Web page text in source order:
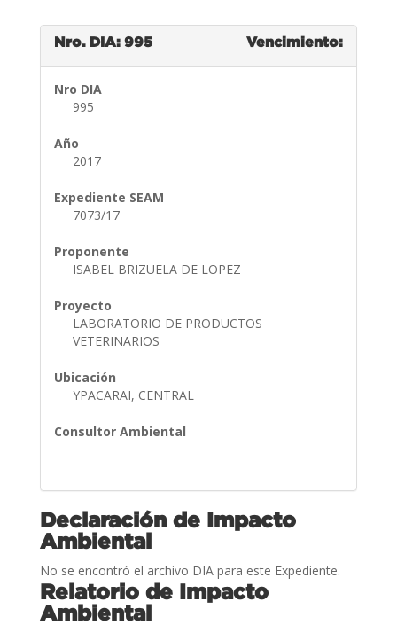
Nro. DIA: 995 Vencimiento:
Nro DIA
995
Año
2017
Expediente SEAM
7073/17
Proponente
ISABEL BRIZUELA DE LOPEZ
Proyecto
LABORATORIO DE PRODUCTOS
VETERINARIOS
Ubicación
YPACARAI, CENTRAL
Consultor Ambiental
Declaración de Impacto
Ambiental
No se encontró el archivo DIA para este Expediente.
Relatorio de Impacto
Ambiental